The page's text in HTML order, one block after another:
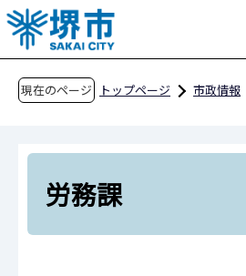
こ
の
ペ
現在のページ トップページ 市政情報
人事部
労務課
労務課